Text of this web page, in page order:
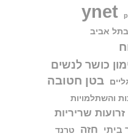
ynet
כושר לנשים
בטן חטובה
והשתלמויות
זרועות שריריות
ביתי חזה טרנד